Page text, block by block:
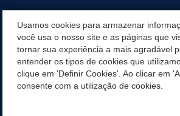
SERVIÇOS
SERVIÇOS DO DEPARTAMENTO DE
Usamos cookies para armazenar
você usa o nosso site e as páginas que
tornar sua experiência a mais agradável
entender os tipos de cookies que
clique em 'Definir Cookies'. Ao clicar em
consente com a utilização de cookies.